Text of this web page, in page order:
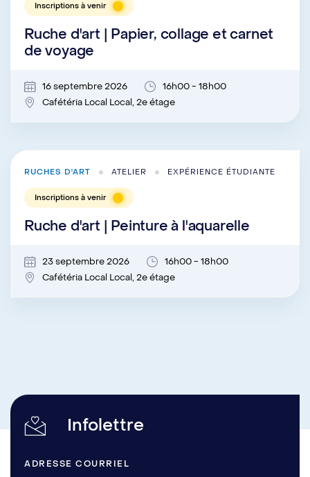
Inscriptions à venir
Ruche d'art | Papier, collage et carnet
de voyage
16 septembre 2026
16h00 - 18h00
Cafétéria Local Local, 2e étage
RUCHES D'ART ATELIER EXPÉRIENCE ÉTUDIANTE
Inscriptions à venir
Ruche d'art | Peinture à l'aquarelle
23 septembre 2026
16h00 - 18h00
Cafétéria Local Local, 2e étage
Infolettre
ADRESSE COURRIEL